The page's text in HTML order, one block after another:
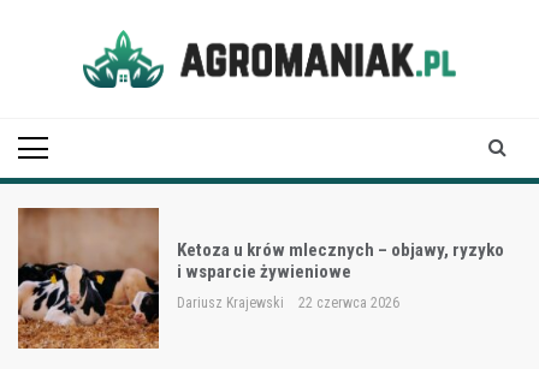
Ketoza u krów mlecznych – objawy, ryzyko
i wsparcie żywieniowe
Dariusz Krajewski 22 czerwca 2026